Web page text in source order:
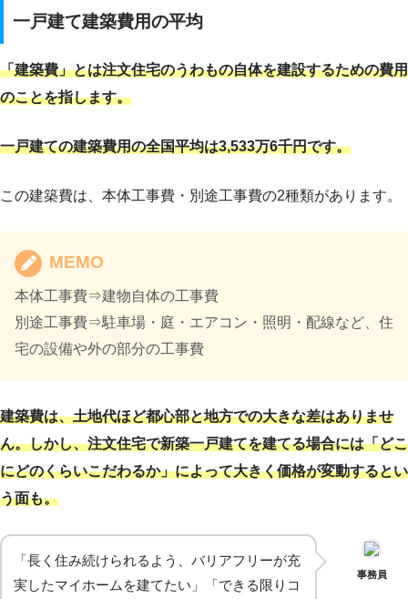
一戸建て建築費用の平均
「建築費」とは注文住宅のうわもの自体を建設するための費用
のことを指します。
一戸建ての建築費用の全国平均は3,533万6千円です。
この建築費は、本体工事費・別途工事費の2種類があります。
MEMO
本体工事費⇒建物自体の工事費
別途工事費⇒駐車場・庭・エアコン・照明・配線など、住
宅の設備や外の部分の工事費
建築費は、土地代ほど都心部と地方での大きな差はありませ
ん。しかし、注文住宅で新築一戸建てを建てる場合には「どこ
にどのくらいこだわるか」によって大きく価格が変動するとい
う面も。
「長く住み続けられるよう、バリアフリーが充
実したマイホームを建てたい」「できる限りコ
事務員